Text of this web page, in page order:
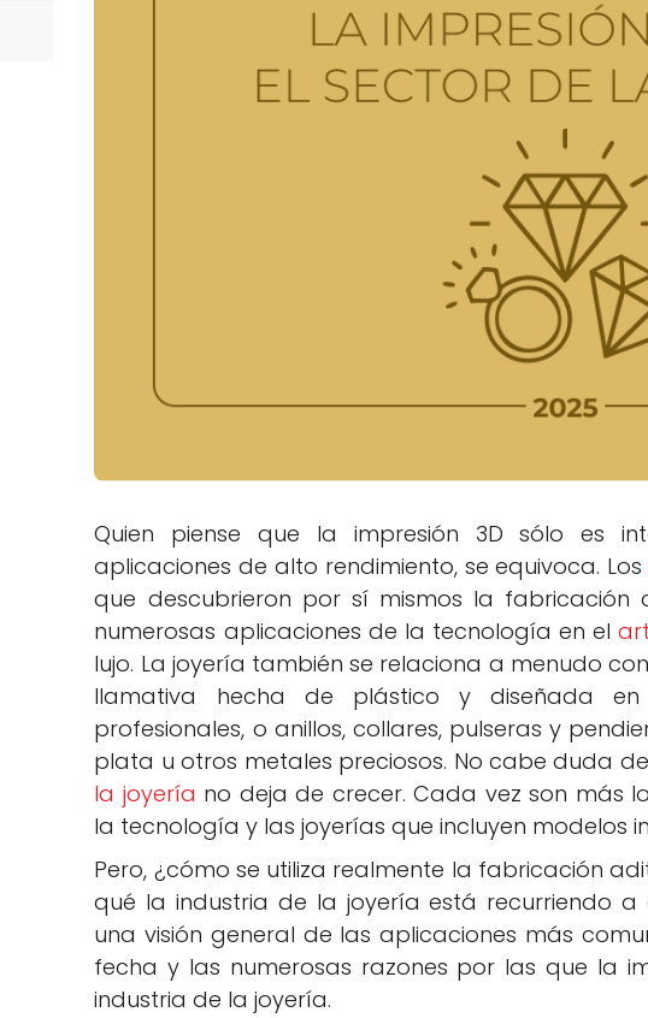
Quien piense que la impresión 3D sólo es
aplicaciones de alto rendimiento, se equivoca.
que descubrieron por sí mismos la fabricación
numerosas aplicaciones de la tecnología en el
lujo. La joyería también se relaciona a menudo
llamativa hecha de plástico y diseñada
profesionales, o anillos, collares, pulseras y
plata u otros metales preciosos. No cabe duda
la joyería no deja de crecer. Cada vez son más
la tecnología y las joyerías que incluyen modelos
Pero, ¿cómo se utiliza realmente la fabricación
qué la industria de la joyería está recurriendo a
una visión general de las aplicaciones más
fecha y las numerosas razones por las que la
industria de la joyería.